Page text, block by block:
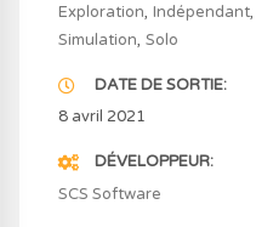
Exploration Indépendant
Simulation Solo
DATE DE SORTIE
8 avril 2021
DÉVELOPPEUR
SCS Software